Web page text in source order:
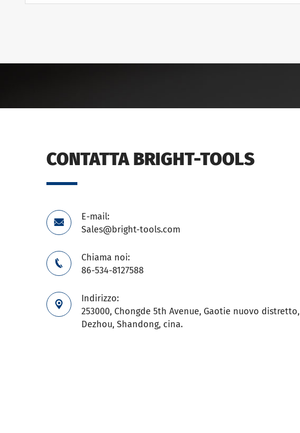
CONTATTA BRIGHT-TOOLS

E-mail:
Sales@bright-tools.com

Chiama noi:
86-534-8127588

Indirizzo:
253000, Chongde 5th Avenue, Gaotie nuovo distretto,
Dezhou, Shandong, cina.